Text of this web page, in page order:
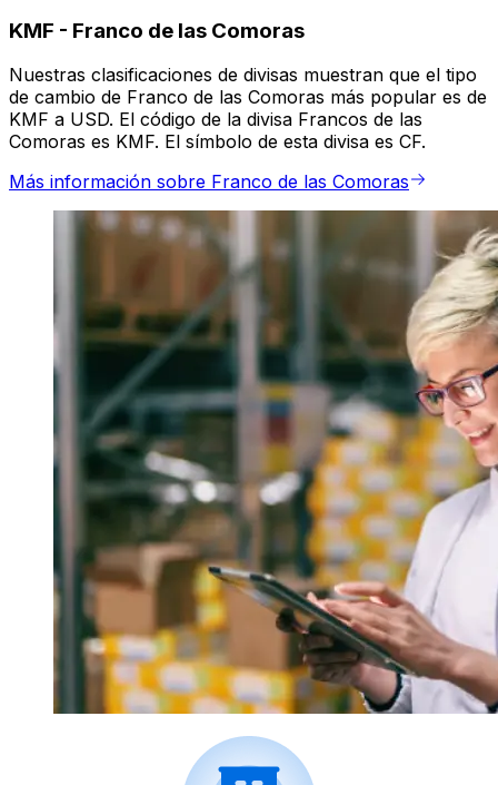
KMF - Franco de las Comoras
Nuestras clasificaciones de divisas muestran que el tipo
de cambio de Franco de las Comoras más popular es de
KMF a USD. El código de la divisa Francos de las
Comoras es KMF. El símbolo de esta divisa es CF.
Más información sobre Franco de las Comoras